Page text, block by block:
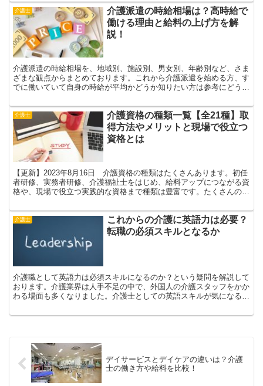
介護士
介護派遣の時給相場は？高時給で
働ける理由と給料の上げ方を解
説！
介護派遣の時給相場を、地域別、施設別、男女別、年齢別など、さま
ざまな観点からまとめております。これから介護派遣を始める方、す
でに働いていて自身の時給が平均かどうか知りたい方は参考にどう
介護士
介護資格の種類一覧【全21種】取
得方法やメリットと現場で役立つ
資格とは
【更新】2023年8月16日 介護資格の種類はたくさんあります。初任
者研修、実務者研修、介護福祉士をはじめ、給料アップにつながる資
格や、現場で役立つ実践的な資格まで種類は豊富です。たくさんの種
たい方は参考にしてみてください。
介護士
これからの介護に英語力は必要？
転職の必須スキルとなるか
介護職として英語力は必須スキルになるのか？という疑問を解説して
おります。介護業界は人手不足の中で、外国人の介護スタッフをかか
わる場面も多くなりました。介護士としての英語スキルが気になる方
デイサービスとデイケアの違いは？介護
士の働き方や給料を比較！